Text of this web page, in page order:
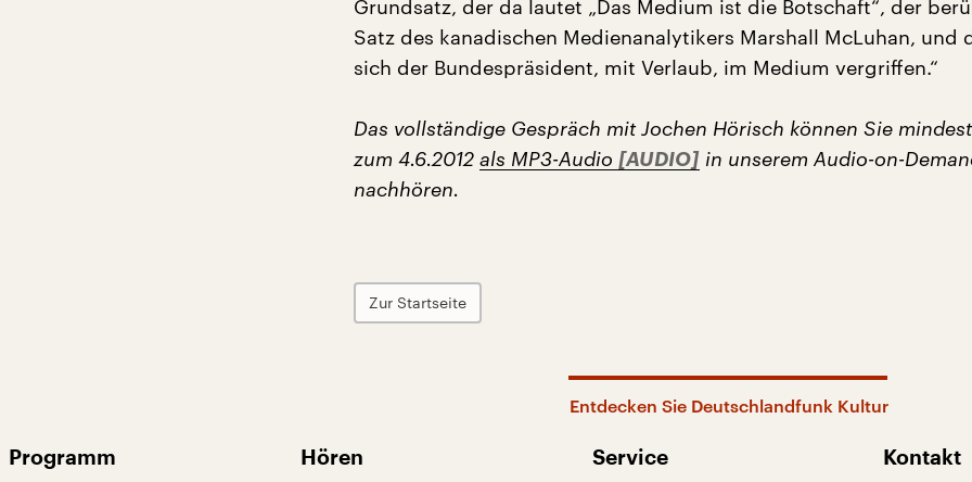
Grundsatz, der da lautet „Das Medium ist die Botschaft“, der
Satz des kanadischen Medienanalytikers Marshall McLuhan, und
sich der Bundespräsident, mit Verlaub, im Medium vergriffen.“
Das vollständige Gespräch mit Jochen Hörisch können Sie
zum 4.6.2012 als MP3-Audio
in unserem Audio-on-
nachhören.
Zur Startseite
Entdecken Sie Deutschlandfunk Kultur
Programm Hören Service Kontakt